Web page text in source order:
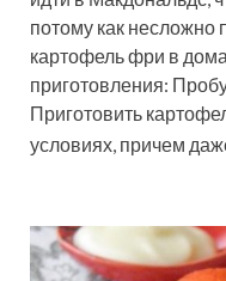
потому как несложно
картофель фри в
приготовления:
Приготовить
условиях, причем